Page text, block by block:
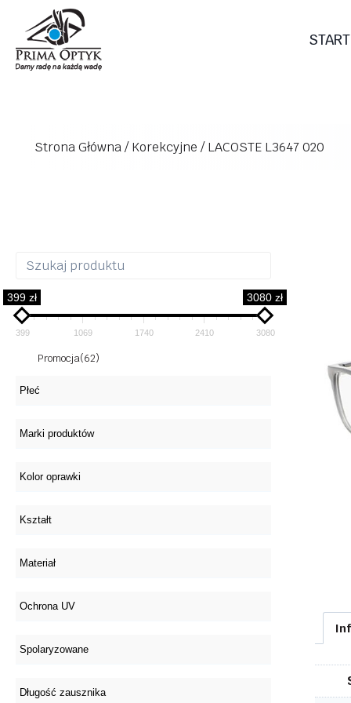
treści
START
Strona Główna/Korekcyjne /LACOSTE L3647 020
399 zł 3080 zł
399 1069 1740 2410 3080
Promocja(62)